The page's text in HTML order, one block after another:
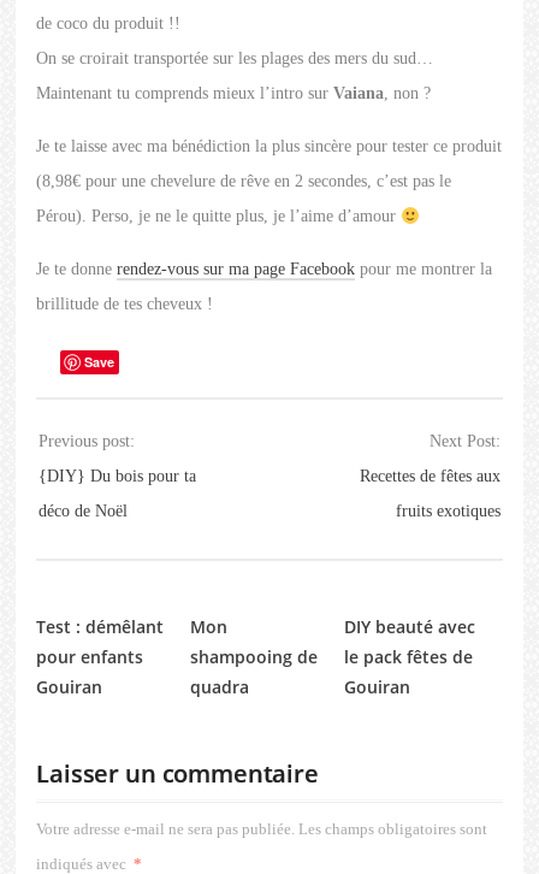
de coco du produit !!
On se croirait transportée sur les plages des mers du sud…
Maintenant tu comprends mieux l’intro surVaiana, non ?
Je te laisse avec ma bénédiction la plus sincère pour tester ce produit
(8,98€ pour une chevelure de rêve en 2 secondes, c’est pas le
Pérou). Perso, je ne le quitte plus, je l’aime d’amour
Je te donnerendez-vous sur ma page Facebook pour me montrer la
brillitude de tes cheveux !
Save
Previous post:
{DIY} Du bois pour ta
déco de Noël
Next Post:
Recettes de fêtes aux
fruits exotiques
Test : démêlant
pour enfants
Gouiran
Mon
shampooing de
quadra
DIY beauté avec
le pack fêtes de
Gouiran
Laisser un commentaire
Votre adresse e-mail ne sera pas publiée. Les champs obligatoires sont
indiqués avec *